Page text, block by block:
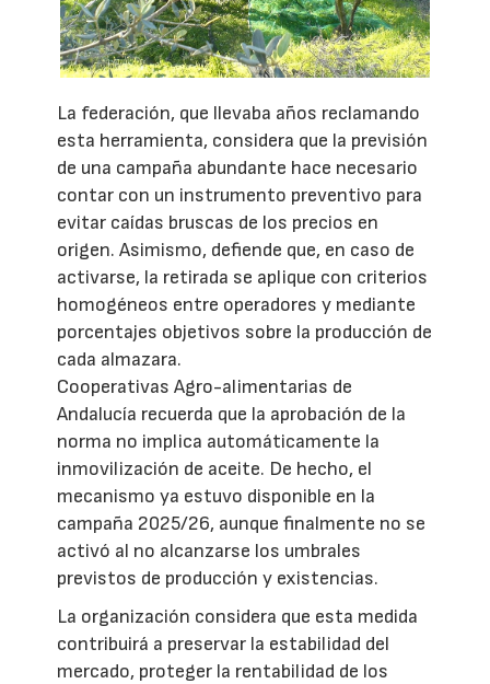
La federación, que llevaba años reclamando
esta herramienta, considera que la previsión
de una campaña abundante hace necesario
contar con un instrumento preventivo para
evitar caídas bruscas de los precios en
origen. Asimismo, defiende que, en caso de
activarse, la retirada se aplique con criterios
homogéneos entre operadores y mediante
porcentajes objetivos sobre la producción de
cada almazara.
Cooperativas Agro-alimentarias de
Andalucía recuerda que la aprobación de la
norma no implica automáticamente la
inmovilización de aceite. De hecho, el
mecanismo ya estuvo disponible en la
campaña 2025/26, aunque finalmente no se
activó al no alcanzarse los umbrales
previstos de producción y existencias.
La organización considera que esta medida
contribuirá a preservar la estabilidad del
mercado, proteger la rentabilidad de los